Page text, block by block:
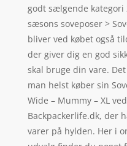
godt sælgende kategori
sæsons soveposer >
bliver ved købet også
der giver dig en god
skal bruge din vare.
man helst køber sin
Wide – Mummy – XL
Backpackerlife.dk, der
varer på hylden. Her i